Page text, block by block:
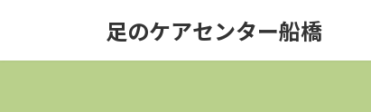
足のケアセンター船橋